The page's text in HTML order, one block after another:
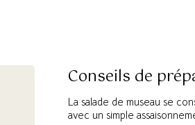
Conseils de
La salade de museau se
avec un simple